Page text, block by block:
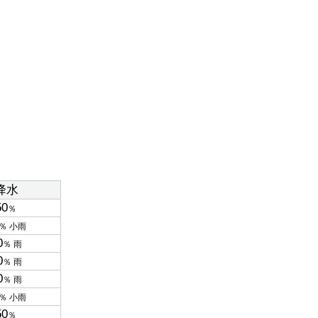
水
％
小雨
％ 雨
％ 雨
％ 雨
小雨
％